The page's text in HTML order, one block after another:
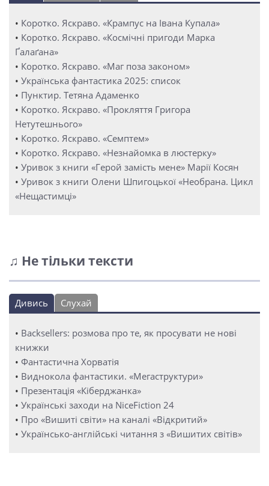
• Коротко. Яскраво. «Крампус на Івана Купала»
• Коротко. Яскраво. «Космічні пригоди Марка
Ґалаґана»
• Коротко. Яскраво. «Маг поза законом»
• Українська фантастика 2025: список
• Пунктир. Тетяна Адаменко
• Коротко. Яскраво. «Прокляття Григора
Нетутешнього»
• Коротко. Яскраво. «Семптем»
• Коротко. Яскраво. «Незнайомка в люстерку»
• Уривок з книги «Герой замість мене» Марії Косян
• Уривок з книги Олени Шпигоцької «Необрана. Цикл
«Нещастимці»
♫ Не тільки тексти
Дивись Слухай
• Backsellers: розмова про те, як просувати не нові
книжки
• Фантастична Хорватія
• Виднокола фантастики. «Мегаструктури»
• Презентація «Кіберджанка»
• Українські заходи на NiceFiction 24
• Про «Вишиті світи» на каналі «Відкритий»
• Українсько-англійські читання з «Вишитих світів»